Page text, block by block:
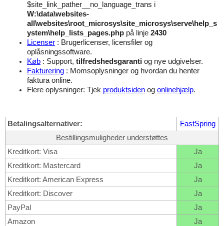
$site_link_pather__no_language_trans i
W:\data\websites-
all\websites\root_microsys\site_microsys\serve\help_s
ystem\help_lists_pages.php på linje 2430
Licenser : Brugerlicenser, licensfiler og
oplåsningssoftware.
Køb : Support, tilfredshedsgaranti og nye udgivelser.
Fakturering : Momsoplysninger og hvordan du henter
faktura online.
Flere oplysninger: Tjek produktsiden og onlinehjælp.
Betalingsalternativer:
FastSpring
Bestillingsmuligheder understøttes
Kreditkort: Visa
Ja
Kreditkort: Mastercard
Ja
Kreditkort: American Express
Ja
Kreditkort: Discover
Ja
PayPal
Ja
Amazon
Ja